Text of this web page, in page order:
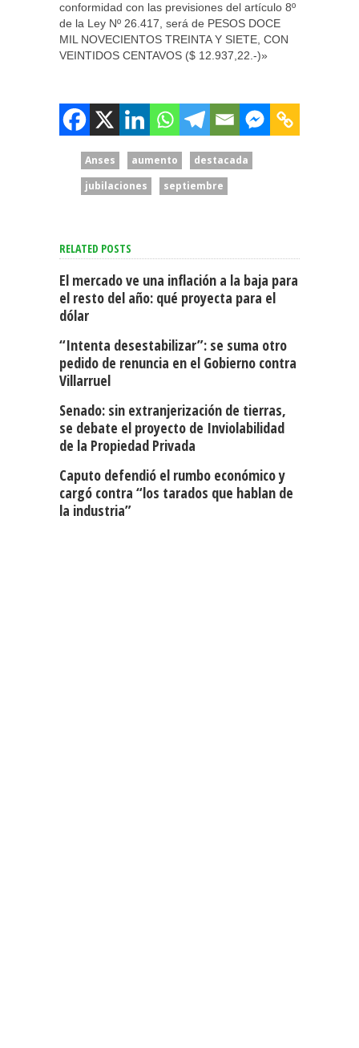
conformidad con las previsiones del artículo 8º
de la Ley Nº 26.417, será de PESOS DOCE
MIL NOVECIENTOS TREINTA Y SIETE, CON
VEINTIDOS CENTAVOS ($ 12.937,22.-)»
Anses aumento
destacada
jubilaciones
septiembre
RELATED POSTS
El mercado ve una inflación a la baja para
el resto del año: qué proyecta para el
dólar
“Intenta desestabilizar”: se suma otro
pedido de renuncia en el Gobierno contra
Villarruel
Senado: sin extranjerización de tierras,
se debate el proyecto de Inviolabilidad
de la Propiedad Privada
Caputo defendió el rumbo económico y
cargó contra “los tarados que hablan de
la industria”